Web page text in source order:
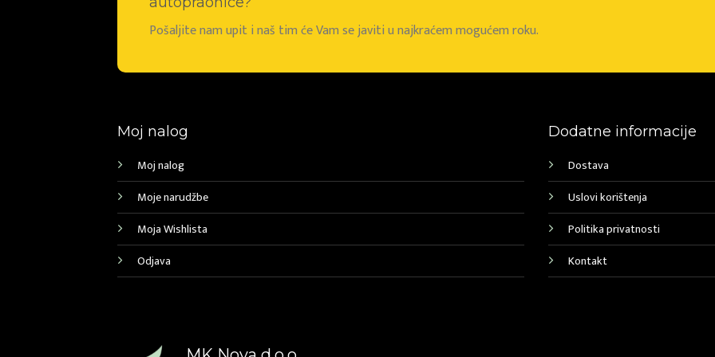
Pošaljite nam upit i naš tim će Vam se javiti u najkraćem mogućem roku.
Moj nalog
Moj nalog
Moje narudžbe
Moja Wishlista
Odjava
Dodatne informacije
Dostava
Uslovi korištenja
Politika privatnosti
Kontakt